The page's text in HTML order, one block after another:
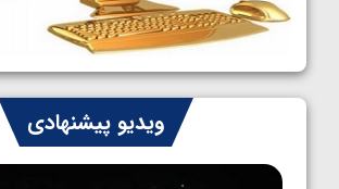
کشتی فرنگی نوجوانان جهان؛ سکوی تیمی
سوم برای ایران
1405/05/07
ایران چشم به راه چهار مدال در پنج وزن دوم
کشتی فرنگی نوجوانان جهان
1405/05/06
ویدیو پیشنهادی